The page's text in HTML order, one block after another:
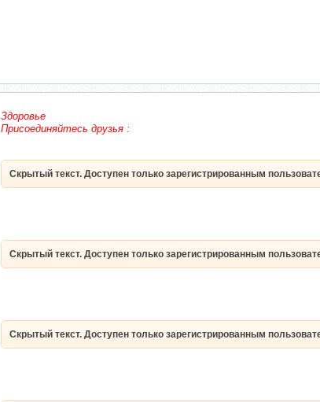
Здоровье
Присоединяйтесь друзья :
Скрытый текст. Доступен только зарегистрированным
Скрытый текст. Доступен только зарегистрированным
Скрытый текст. Доступен только зарегистрированным